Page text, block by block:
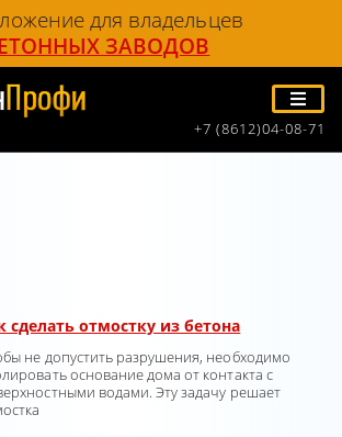
для владельцев
ЗАВОДОВ
+7 (8612)04-08-71
сделать отмостку из бетона
не допустить разрушения, необходимо
основание дома от контакта с
водами. Эту задачу решает